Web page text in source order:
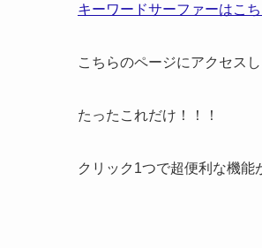
キーワードサーファーはこ
こちらのページにアクセス
たったこれだけ！！！
クリック1つで超便利な機能